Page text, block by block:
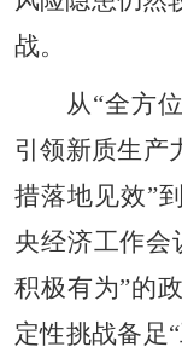
战。
从“全方
引领新质生产
措落地见效”
央经济工作会
积极有为”的
定性挑战备足